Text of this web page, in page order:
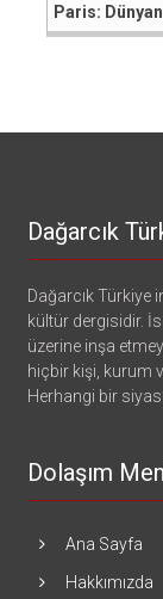
Paris:
Dağarcık
Dağarcık Türkiye
kültür dergisidir.
üzerine inşa
hiçbir kişi, kurum
Herhangi bir
Dolaşım
Ana Sayfa
Hakkımızda